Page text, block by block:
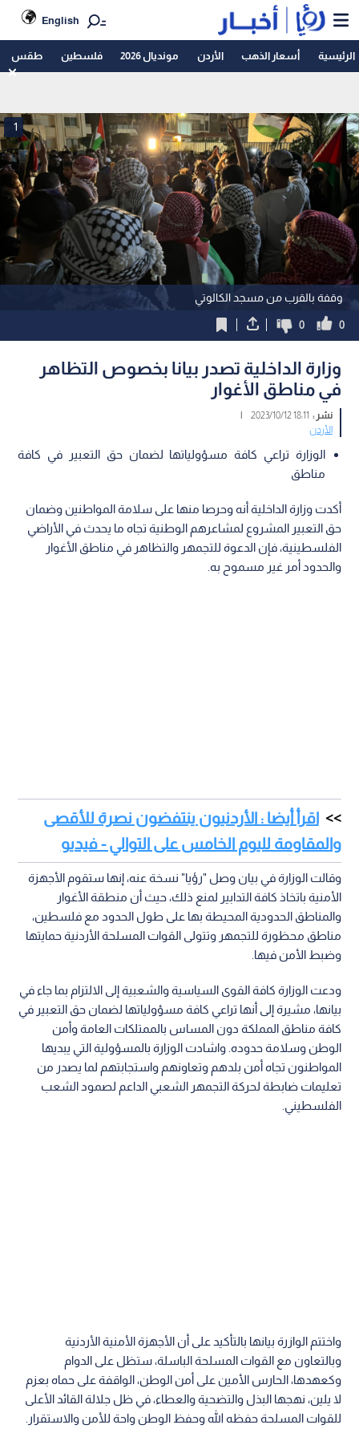
English
الرئيسية أسعار الذهب الأردن مونديال 2026 فلسطين طقس
وقفة بالقرب من مسجد الكالوتي
1
0
0
وزارة الداخلية تصدر بيانا بخصوص التظاهر
في مناطق الأغوار
نشر : 18:11 2023/10/12
|
الأردن
الوزارة تراعي كافة مسؤولياتها لضمان حق التعبير في كافة
مناطق
أكدت وزارة الداخلية أنه وحرصا منها على سلامة المواطنين وضمان
حق التعبير المشروع لمشاعرهم الوطنية تجاه ما يحدث في الأراضي
الفلسطينية، فإن الدعوة للتجمهر والتظاهر في مناطق الأغوار
والحدود أمر غير مسموح به.
اقرأ أيضا : الأردنيون ينتفضون نصرة للأقصى
والمقاومة لليوم الخامس على التوالي - فيديو
وقالت الوزارة في بيان وصل "رؤيا" نسخة عنه، إنها ستقوم الأجهزة
الأمنية باتخاذ كافة التدابير لمنع ذلك، حيث أن منطقة الأغوار
والمناطق الحدودية المحيطة بها على طول الحدود مع فلسطين،
مناطق محظورة للتجمهر وتتولى القوات المسلحة الأردنية حمايتها
وضبط الأمن فيها.
ودعت الوزارة كافة القوى السياسية والشعبية إلى الالتزام بما جاء في
بيانها، مشيرة إلى أنها تراعي كافة مسؤولياتها لضمان حق التعبير في
كافة مناطق المملكة دون المساس بالممتلكات العامة وأمن
الوطن وسلامة حدوده. واشادت الوزارة بالمسؤولية التي يبديها
المواطنون تجاه أمن بلدهم وتعاونهم واستجابتهم لما يصدر من
تعليمات ضابطة لحركة التجمهر الشعبي الداعم لصمود الشعب
الفلسطيني.
واختتم الوازرة بيانها بالتأكيد على أن الأجهزة الأمنية الأردنية
وبالتعاون مع القوات المسلحة الباسلة، ستظل على الدوام
وكعهدها، الحارس الأمين على أمن الوطن، الواقفة على حماه بعزم
لا يلين، نهجها البذل والتضحية والعطاء، في ظل جلالة القائد الأعلى
للقوات المسلحة حفظه الله وحفظ الوطن واحة للأمن والاستقرار.